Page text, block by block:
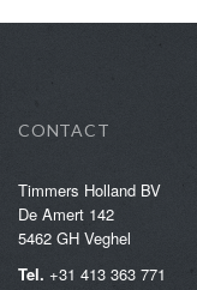
CONTACT
Timmers Holland BV
De Amert 142
5462 GH Veghel
Tel. +31 413 363 771